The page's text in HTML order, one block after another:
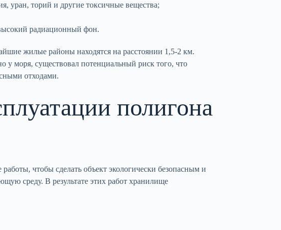
уран, торий и другие токсичные вещества;
радиационный фон.
жилые районы находятся на расстоянии 1,5-2 км.
у моря, существовал потенциальный риск того, что
отходами.
полигона
чтобы сделать объект экологически безопасным и
среду. В результате этих работ хранилище